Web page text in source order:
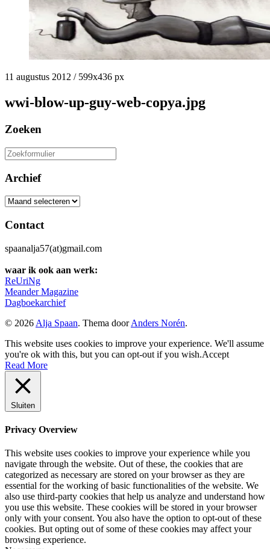
11 augustus 2012 /599x436 px
wwi-blow-up-guy-web-copya.jpg
Zoeken
Zoeken
naar:
Archief
Archief
Contact
spaanalja57(at)gmail.com
waar ik ook aan werk:
ReUriNg
Meander Magazine
Dagboekarchief
© 2026 Alja Spaan. Thema doorAnders Norén.
This website uses cookies to improve your experience. We'll assume
you're ok with this, but you can opt-out if you wish.Accept
Read More
Sluiten
Privacy Overview
This website uses cookies to improve your experience while you
navigate through the website. Out of these, the cookies that are
categorized as necessary are stored on your browser as they are
essential for the working of basic functionalities of the website. We
also use third-party cookies that help us analyze and understand how
you use this website. These cookies will be stored in your browser
only with your consent. You also have the option to opt-out of these
cookies. But opting out of some of these cookies may affect your
browsing experience.